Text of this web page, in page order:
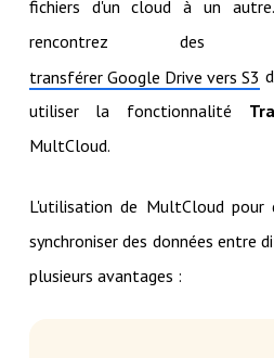
fichiers d'un cloud à un
rencontrez des
transférer Google Drive vers S3
utiliser la fonctionnalité
MultCloud.
L'utilisation de MultCloud pour
synchroniser des données entre
plusieurs avantages :